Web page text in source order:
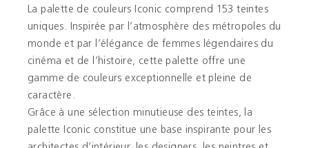
La palette de couleurs Iconic comprend 153 teintes
uniques. Inspirée par l’atmosphère des métropoles du
monde et par l’élégance de femmes légendaires du
cinéma et de l’histoire, cette palette offre une
gamme de couleurs exceptionnelle et pleine de
caractère.
Grâce à une sélection minutieuse des teintes, la
palette Iconic constitue une base inspirante pour les